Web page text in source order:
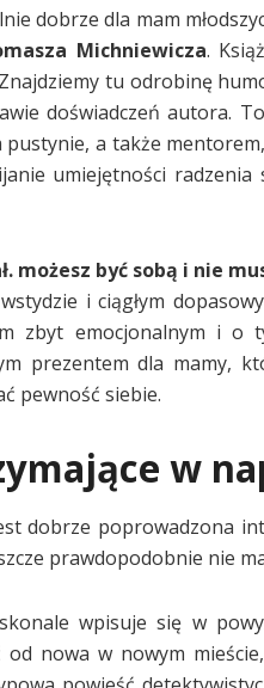
dobrze dla mam
Michniewicza.
tu odrobinę
doświadczeń autora.
a także
umiejętności
możesz być sobą i nie
i ciągłym
zbyt emocjonalnym i
prezentem dla mamy,
pewność siebie.
w
dobrze poprowadzona
prawdopodobnie nie
wpisuje się w
od nowa w nowym